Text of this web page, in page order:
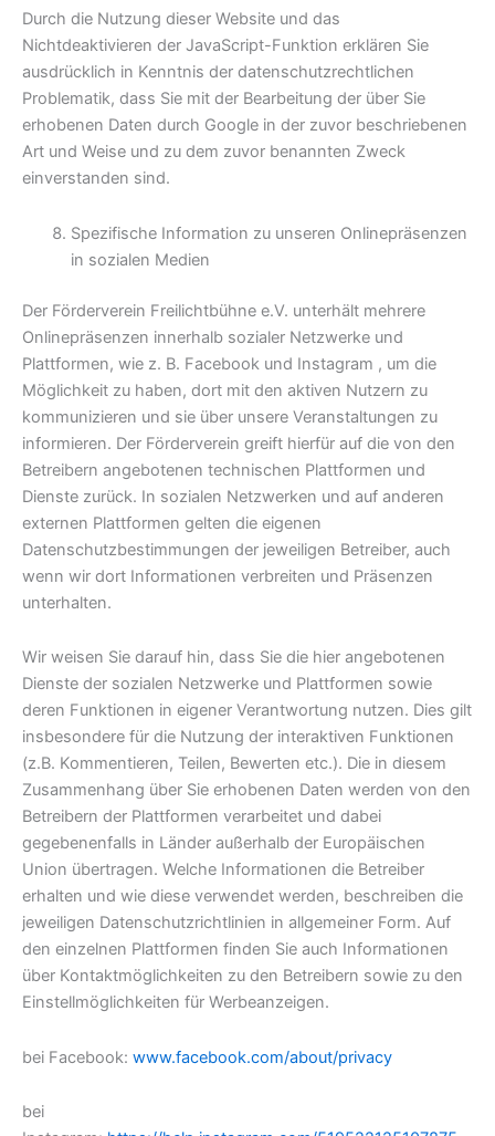
Durch die Nutzung dieser Website und das
Nichtdeaktivieren der JavaScript-Funktion erklären Sie
ausdrücklich in Kenntnis der datenschutzrechtlichen
Problematik, dass Sie mit der Bearbeitung der über Sie
erhobenen Daten durch Google in der zuvor beschriebenen
Art und Weise und zu dem zuvor benannten Zweck
einverstanden sind.
Spezifische Information zu unseren Onlinepräsenzen
in sozialen Medien
Der Förderverein Freilichtbühne e.V. unterhält mehrere
Onlinepräsenzen innerhalb sozialer Netzwerke und
Plattformen, wie z. B. Facebook und Instagram , um die
Möglichkeit zu haben, dort mit den aktiven Nutzern zu
kommunizieren und sie über unsere Veranstaltungen zu
informieren. Der Förderverein greift hierfür auf die von den
Betreibern angebotenen technischen Plattformen und
Dienste zurück. In sozialen Netzwerken und auf anderen
externen Plattformen gelten die eigenen
Datenschutzbestimmungen der jeweiligen Betreiber, auch
wenn wir dort Informationen verbreiten und Präsenzen
unterhalten.
Wir weisen Sie darauf hin, dass Sie die hier angebotenen
Dienste der sozialen Netzwerke und Plattformen sowie
deren Funktionen in eigener Verantwortung nutzen. Dies gilt
insbesondere für die Nutzung der interaktiven Funktionen
(z.B. Kommentieren, Teilen, Bewerten etc.). Die in diesem
Zusammenhang über Sie erhobenen Daten werden von den
Betreibern der Plattformen verarbeitet und dabei
gegebenenfalls in Länder außerhalb der Europäischen
Union übertragen. Welche Informationen die Betreiber
erhalten und wie diese verwendet werden, beschreiben die
jeweiligen Datenschutzrichtlinien in allgemeiner Form. Auf
den einzelnen Plattformen finden Sie auch Informationen
über Kontaktmöglichkeiten zu den Betreibern sowie zu den
Einstellmöglichkeiten für Werbeanzeigen.
bei Facebook: www.facebook.com/about/privacy
bei